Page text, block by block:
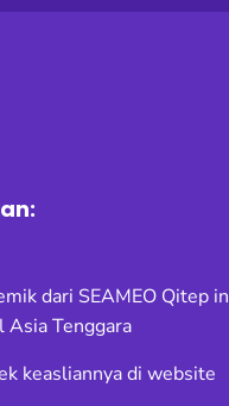
dari SEAMEO Qitep in
Asia Tenggara
keasliannya di website